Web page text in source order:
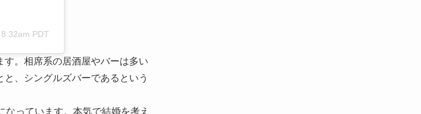
PDT
。相席系の居酒屋やバーは多い
、シングルズバーであるという
っています。本気で結婚を考え